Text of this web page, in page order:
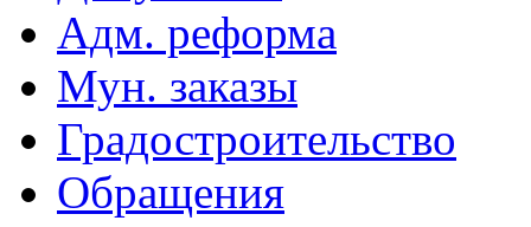
Адм. реформа
Мун. заказы
Градостроительство
Обращения